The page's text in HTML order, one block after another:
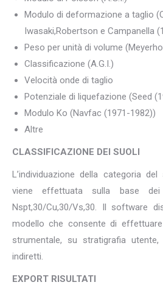
Modulo di deformazione a taglio
Iwasaki,Robertson e Campanella
Peso per unità di volume
Classificazione (A.G.I.)
Velocità onde di taglio
Potenziale di liquefazione (Seed
Modulo Ko (Navfac (1971-1982))
Altre
CLASSIFICAZIONE DEI SUOLI
L’individuazione della categoria del
viene effettuata sulla base dei
Nspt,30/Cu,30/Vs,30. Il software
modello che consente di
strumentale, su stratigrafia
indiretti.
EXPORT RISULTATI